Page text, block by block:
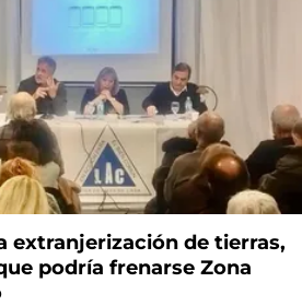
extranjerización de tierras,
podría frenarse Zona